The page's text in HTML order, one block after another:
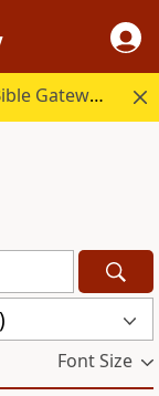
Gateway Plus.
Font Size